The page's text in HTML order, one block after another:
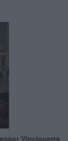
Vinciguerra